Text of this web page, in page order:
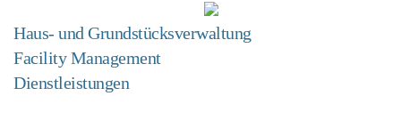
Haus- und Grundstücksverwaltung
Facility Management
Dienstleistungen